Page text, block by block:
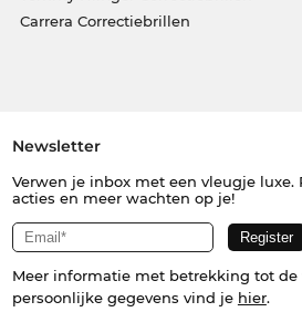
Carrera Correctiebrillen
Newsletter
Verwen je inbox met een vleugje luxe.
acties en meer wachten op je!
Meer informatie met betrekking tot
persoonlijke gegevens vind je hier.